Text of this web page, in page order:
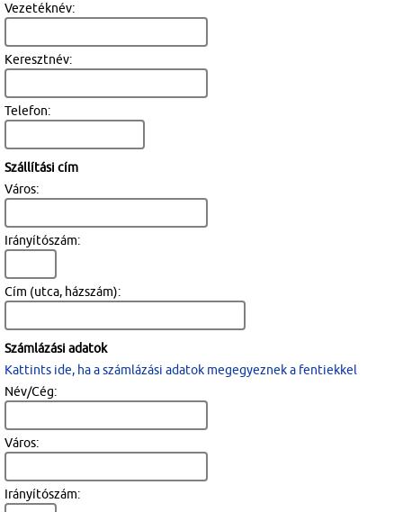
Vezetéknév:
Keresztnév:
Telefon:
Szállítási cím
Város:
Irányítószám:
Cím (utca, házszám):
Számlázási adatok
Kattints ide, ha a számlázási adatok megegyeznek a fentiekkel
Név/Cég:
Város:
Irányítószám: